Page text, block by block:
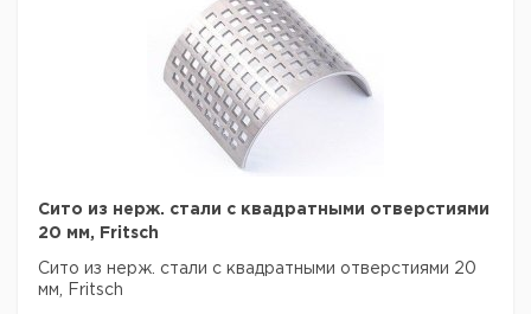
Сито из нерж. стали с квадратными отверстиями
20 мм, Fritsch
Сито из нерж. стали с квадратными отверстиями 20
мм, Fritsch